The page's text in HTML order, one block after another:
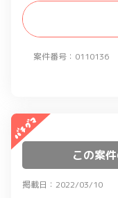
案件番号：0110136
この案
掲載日：2022/03/10